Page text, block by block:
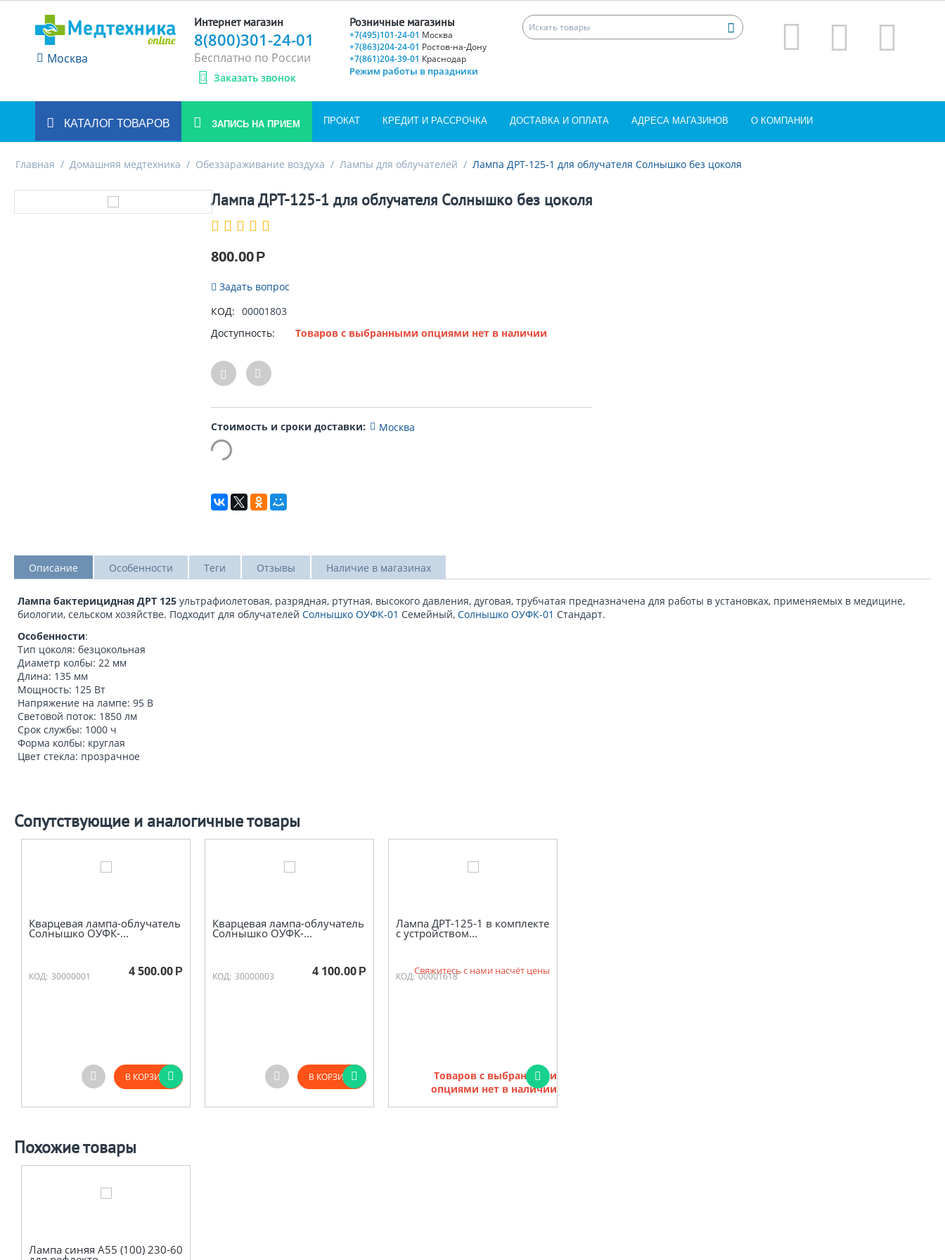
Москва
Интернет магазин
8(800)301-24-01
Бесплатно по России
Заказать звонок
Розничные магазины
+7(495)101-24-01 Москва
+7(863)204-24-01 Ростов-на-Дону
+7(861)204-39-01 Краснодар
Режим работы в праздники
КАТАЛОГ ТОВАРОВ ЗАПИСЬ НА ПРИЕМ ПРОКАТ КРЕДИТ И РАССРОЧКА ДОСТАВКА И ОПЛАТА АДРЕСА МАГАЗИНОВ О КОМПАНИИ
Главная / Домашняя медтехника / Обеззараживание воздуха / Лампы для облучателей / Лампа ДРТ-125-1 для облучателя Солнышко без цоколя
Лампа ДРТ-125-1 для облучателя Солнышко без цоколя
800.00Р
Задать вопрос
КОД: 00001803
Доступность:
Товаров с выбранными опциями нет в наличии
Стоимость и сроки доставки: Москва
Описание Особенности Теги Отзывы Наличие в магазинах
Лампа бактерицидная ДРТ 125 ультрафиолетовая, разрядная, ртутная, высокого давления, дуговая, трубчатая предназначена для работы в установках, применяемых в медицине,
биологии, сельском хозяйстве. Подходит для облучателей Солнышко ОУФК-01 Семейный, Солнышко ОУФК-01 Стандарт.
Особенности:
Тип цоколя: безцокольная
Диаметр колбы: 22 мм
Длина: 135 мм
Мощность: 125 Вт
Напряжение на лампе: 95 В
Световой поток: 1850 лм
Срок службы: 1000 ч
Форма колбы: круглая
Цвет стекла: прозрачное
Сопутствующие и аналогичные товары
Кварцевая лампа-облучатель
Солнышко ОУФК-...
КОД: 30000001 4 500.00 Р
В КОРЗИНУ
Кварцевая лампа-облучатель
Солнышко ОУФК-...
КОД: 30000003 4 100.00 Р
В КОРЗИНУ
Лампа ДРТ-125-1 в комплекте
с устройством...
КОД: 00001618
Свяжитесь с нами насчёт цены
Товаров с выбранными
опциями нет в наличии
Похожие товары
Лампа синяя А55 (100) 230-60